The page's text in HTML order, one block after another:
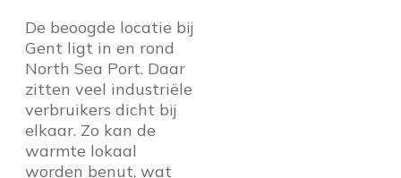
De beoogde locatie bij
Gent ligt in en rond
North Sea Port. Daar
zitten veel industriële
verbruikers dicht bij
elkaar. Zo kan de
warmte lokaal
worden benut, wat